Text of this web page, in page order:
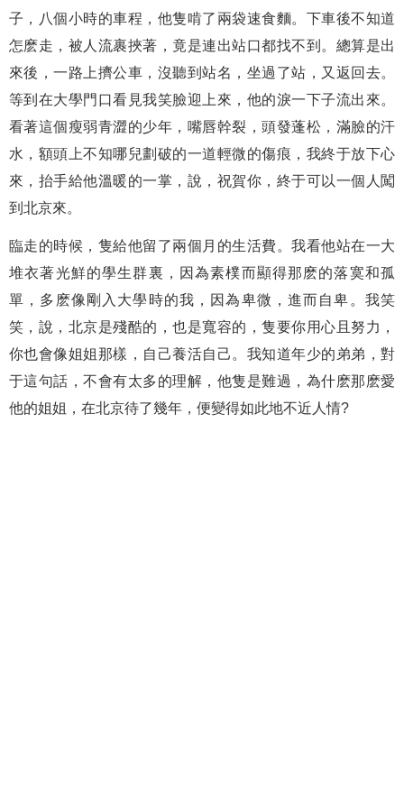
子，八個小時的車程，他隻啃了兩袋速食麵。下車後不知道
怎麽走，被人流裹挾著，竟是連出站口都找不到。總算是出
來後，一路上擠公車，沒聽到站名，坐過了站，又返回去。
等到在大學門口看見我笑臉迎上來，他的淚一下子流出來。
看著這個瘦弱青澀的少年，嘴唇幹裂，頭發蓬松，滿臉的汗
水，額頭上不知哪兒劃破的一道輕微的傷痕，我終于放下心
來，抬手給他溫暖的一掌，說，祝賀你，終于可以一個人闖
到北京來。
臨走的時候，隻給他留了兩個月的生活費。我看他站在一大
堆衣著光鮮的學生群裏，因為素樸而顯得那麽的落寞和孤
單，多麽像剛入大學時的我，因為卑微，進而自卑。我笑
笑，說，北京是殘酷的，也是寬容的，隻要你用心且努力，
你也會像姐姐那樣，自己養活自己。我知道年少的弟弟，對
于這句話，不會有太多的理解，他隻是難過，為什麽那麽愛
他的姐姐，在北京待了幾年，便變得如此地不近人情?